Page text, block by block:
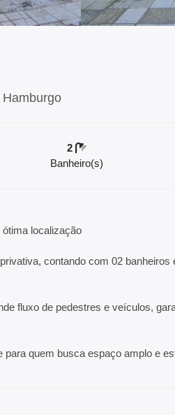
2
Banheiro(s)
localização
contando com 02 banheiros
fluxo de pedestres e veículos,
para quem busca espaço amplo e